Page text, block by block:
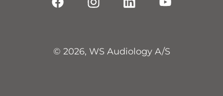
© 2026, WS Audiology A/S